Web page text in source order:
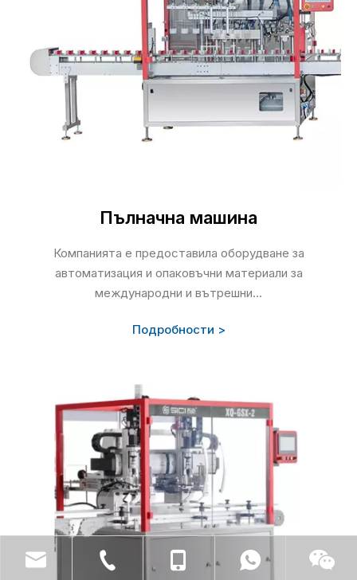
Пълначна машина
Компанията е предоставила оборудване за
автоматизация и опаковъчни материали за
международни и вътрешни...
Подробности >